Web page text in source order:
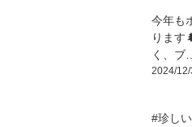
今年も
ります
く、ブ…
2024/12/
#珍し